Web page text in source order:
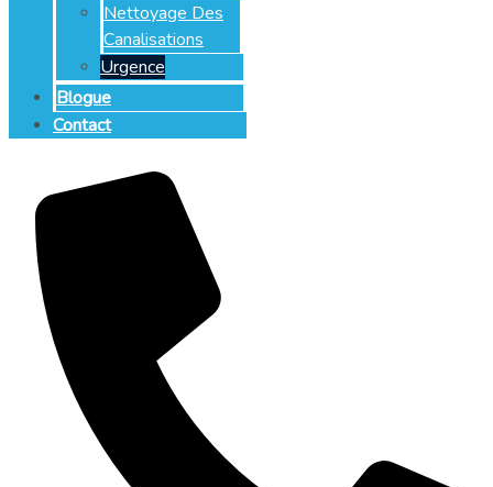
Nettoyage Des
Canalisations
Urgence
Blogue
Contact